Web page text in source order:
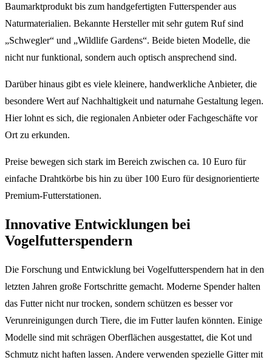
Baumarktprodukt bis zum handgefertigten Futterspender aus
Naturmaterialien. Bekannte Hersteller mit sehr gutem Ruf sind
„Schwegler“ und „Wildlife Gardens“. Beide bieten Modelle, die
nicht nur funktional, sondern auch optisch ansprechend sind.
Darüber hinaus gibt es viele kleinere, handwerkliche Anbieter, die
besondere Wert auf Nachhaltigkeit und naturnahe Gestaltung legen.
Hier lohnt es sich, die regionalen Anbieter oder Fachgeschäfte vor
Ort zu erkunden.
Preise bewegen sich stark im Bereich zwischen ca. 10 Euro für
einfache Drahtkörbe bis hin zu über 100 Euro für designorientierte
Premium-Futterstationen.
Innovative Entwicklungen bei
Vogelfutterspendern
Die Forschung und Entwicklung bei Vogelfutterspendern hat in den
letzten Jahren große Fortschritte gemacht. Moderne Spender halten
das Futter nicht nur trocken, sondern schützen es besser vor
Verunreinigungen durch Tiere, die im Futter laufen könnten. Einige
Modelle sind mit schrägen Oberflächen ausgestattet, die Kot und
Schmutz nicht haften lassen. Andere verwenden spezielle Gitter mit